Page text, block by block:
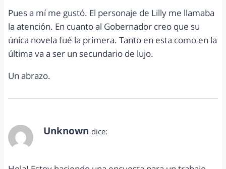
Pues a mí me gustó. El personaje de Lilly me llamaba
la atención. En cuanto al Gobernador creo que su
única novela fué la primera. Tanto en esta como en la
última va a ser un secundario de lujo.
Un abrazo.
Unknown dice: